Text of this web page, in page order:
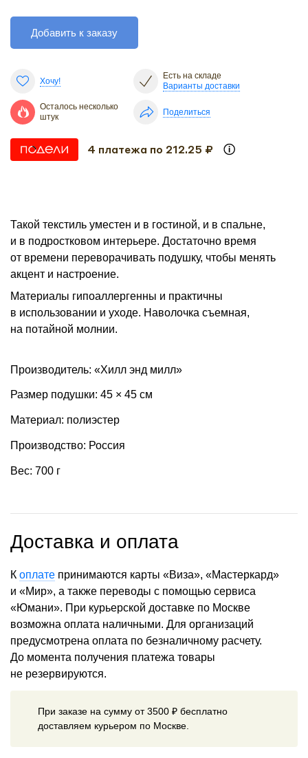
Добавить к заказу
Хочу!
Есть на складе
Варианты доставки
Осталось несколько
штук
Поделиться
4 платежа по 212.25 ₽
Такой текстиль уместен и в гостиной, и в спальне,
и в подростковом интерьере. Достаточно время
от времени переворачивать подушку, чтобы менять
акцент и настроение.
Материалы гипоаллергенны и практичны
в использовании и уходе. Наволочка съемная,
на потайной молнии.
Производитель: «Хилл энд милл»
Размер подушки: 45 × 45 см
Материал: полиэстер
Производство: Россия
Вес: 700 г
Доставка и оплата
К оплате принимаются карты «Виза», «Мастеркард»
и «Мир», а также переводы с помощью сервиса
«Юмани». При курьерской доставке по Москве
возможна оплата наличными. Для организаций
предусмотрена оплата по безналичному расчету.
До момента получения платежа товары
не резервируются.
При заказе на сумму от 3500 ₽ бесплатно
доставляем курьером по Москве.